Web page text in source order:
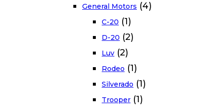
General Motors (4)
C-20 (1)
D-20 (2)
Luv (2)
Rodeo (1)
Silverado (1)
Trooper (1)